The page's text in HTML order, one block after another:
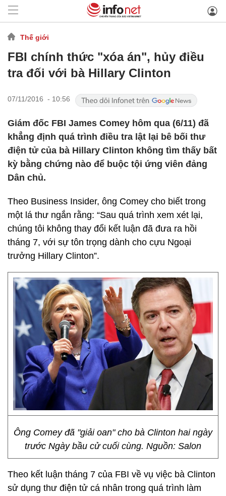
Thế giới
FBI chính thức "xóa án", hủy điều
tra đối với bà Hillary Clinton
07/11/2016 - 10:56
Giám đốc FBI James Comey hôm qua (6/11) đã
khẳng định quá trình điều tra lật lại bê bối thư
điện tử của bà Hillary Clinton không tìm thấy bất
kỳ bằng chứng nào để buộc tội ứng viên đảng
Dân chủ.
Theo Business Insider, ông Comey cho biết trong
một lá thư ngắn rằng: “Sau quá trình xem xét lại,
chúng tôi không thay đổi kết luận đã đưa ra hồi
tháng 7, với sự tôn trọng dành cho cựu Ngoại
trưởng Hillary Clinton”.
Ông Comey đã "giải oan" cho bà Clinton hai ngày
trước Ngày bầu cử cuối cùng. Nguồn: Salon
Theo kết luận tháng 7 của FBI về vụ việc bà Clinton
sử dụng thư điện tử cá nhân trong quá trình làm